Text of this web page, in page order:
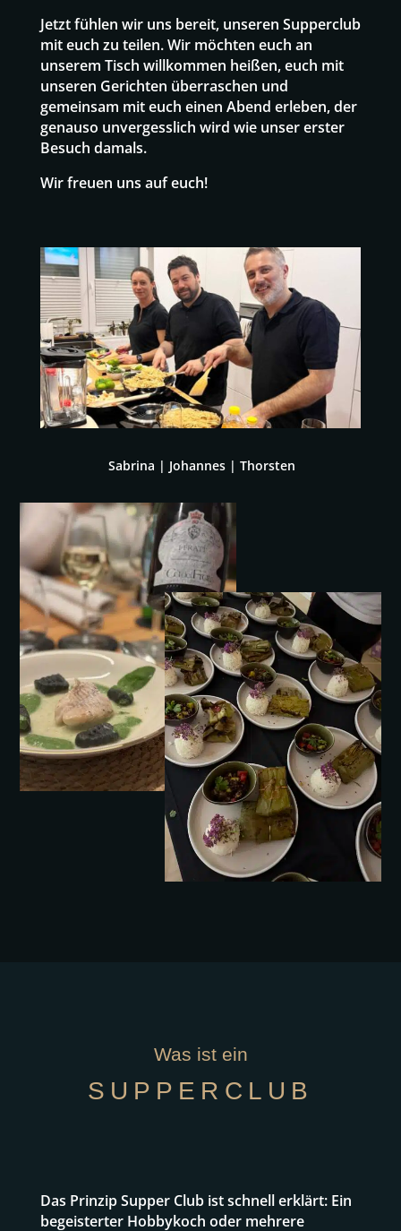
Jetzt fühlen wir uns bereit, unseren Supperclub
mit euch zu teilen. Wir möchten euch an
unserem Tisch willkommen heißen, euch mit
unseren Gerichten überraschen und
gemeinsam mit euch einen Abend erleben, der
genauso unvergesslich wird wie unser erster
Besuch damals.
Wir freuen uns auf euch!
Sabrina | Johannes | Thorsten
Was ist ein
SUPPERCLUB
Das Prinzip Supper Club ist schnell erklärt: Ein
begeisterter Hobbykoch oder mehrere